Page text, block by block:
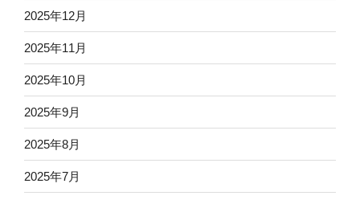
2025年12月
2025年11月
2025年10月
2025年9月
2025年8月
2025年7月